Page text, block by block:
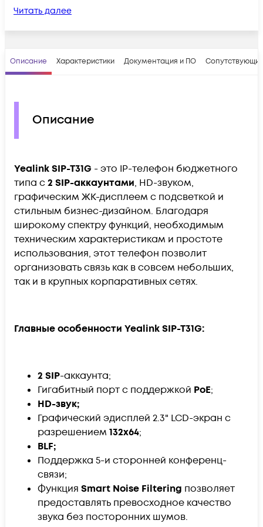
Читать далее
Описание Характеристики Документация и ПО
Описание
Yealink SIP-T31G - это IP-телефон бюджетного
типа с2 SIP-аккаунтами, HD-звуком,
графическим ЖК-дисплеем с подсветкой и
стильным бизнес-дизайном. Благодаря
широкому спектру функций, необходимым
техническим характеристикам и простоте
использования, этот телефон позволит
организовать связь как в совсем небольших,
так и в крупных корпаративных сетях.
Главные особенности Yealink SIP-T31G:
2 SIP-аккаунта;
Гигабитный порт с поддержкой PoE;
HD-звук;
Графический эдисплей 2.3" LCD-экран с
разрешением 132х64;
BLF;
Поддержка 5-и сторонней конференц-
связи;
Функция Smart Noise Filtering позволяет
предоставлять превосходное качество
звука без посторонних шумов.